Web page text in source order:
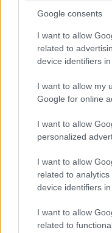
Google consents
I want to allow
related to
device identifiers in
I want to allow my
Google for online
I want to allow
personalized
I want to allow
related to
device identifiers in
I want to allow
related to
ΣΧΌΛΙΑ